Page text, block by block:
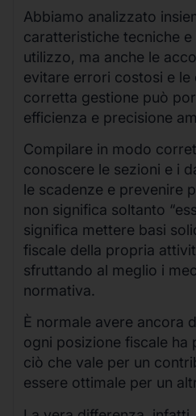
Abbiamo analizzato
caratteristiche tecniche
utilizzo, ma anche le
evitare errori costosi e le
corretta gestione può
efficienza e precisione
Compilare in modo
conoscere le sezioni e i
le scadenze e prevenire
non significa soltanto
significa mettere basi
fiscale della propria
sfruttando al meglio i
normativa.
È normale avere ancora
ogni posizione fiscale ha
ciò che vale per un
essere ottimale per un